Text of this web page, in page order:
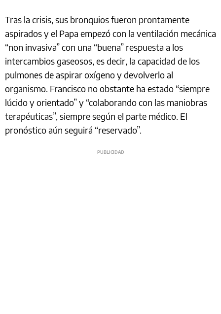
Tras la crisis, sus bronquios fueron prontamente
aspirados y el Papa empezó con la ventilación mecánica
“non invasiva” con una “buena” respuesta a los
intercambios gaseosos, es decir, la capacidad de los
pulmones de aspirar oxígeno y devolverlo al
organismo. Francisco no obstante ha estado “siempre
lúcido y orientado” y “colaborando con las maniobras
terapéuticas”, siempre según el parte médico. El
pronóstico aún seguirá “reservado”.